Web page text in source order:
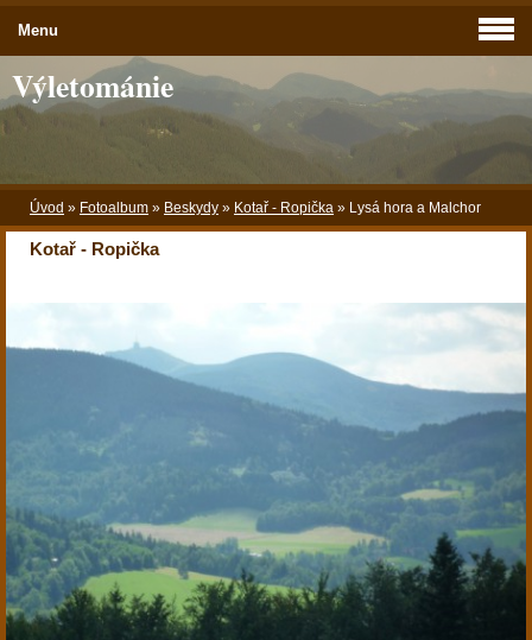
Výletománie
Úvod » Fotoalbum » Beskydy » Kotař - Ropička » Lysá hora a Malchor
Kotař - Ropička
Menu